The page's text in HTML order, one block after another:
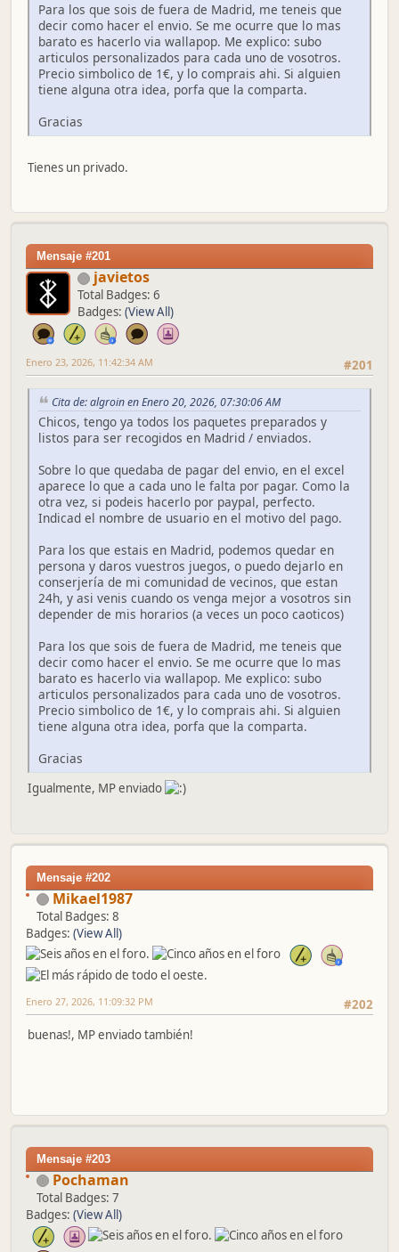
Para los que sois de fuera de Madrid, me teneis que
decir como hacer el envio. Se me ocurre que lo mas
barato es hacerlo via wallapop. Me explico: subo
articulos personalizados para cada uno de vosotros.
Precio simbolico de 1€, y lo comprais ahi. Si alguien
tiene alguna otra idea, porfa que la comparta.
Gracias
Tienes un privado.
Mensaje #201
javietos
Total Badges: 6
Badges: (View All)
#201
Enero 23, 2026, 11:42:34 AM
Cita de: algroin en Enero 20, 2026, 07:30:06 AM
Chicos, tengo ya todos los paquetes preparados y
listos para ser recogidos en Madrid / enviados.
Sobre lo que quedaba de pagar del envio, en el excel
aparece lo que a cada uno le falta por pagar. Como la
otra vez, si podeis hacerlo por paypal, perfecto.
Indicad el nombre de usuario en el motivo del pago.
Para los que estais en Madrid, podemos quedar en
persona y daros vuestros juegos, o puedo dejarlo en
conserjería de mi comunidad de vecinos, que estan
24h, y asi venis cuando os venga mejor a vosotros sin
depender de mis horarios (a veces un poco caoticos)
Para los que sois de fuera de Madrid, me teneis que
decir como hacer el envio. Se me ocurre que lo mas
barato es hacerlo via wallapop. Me explico: subo
articulos personalizados para cada uno de vosotros.
Precio simbolico de 1€, y lo comprais ahi. Si alguien
tiene alguna otra idea, porfa que la comparta.
Gracias
Igualmente, MP enviado
Mensaje #202
Mikael1987
Total Badges: 8
Badges: (View All)
#202
Enero 27, 2026, 11:09:32 PM
buenas!, MP enviado también!
Mensaje #203
Pochaman
Total Badges: 7
Badges: (View All)